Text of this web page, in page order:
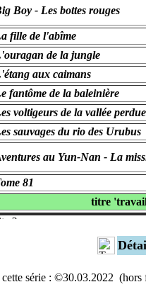
Boy - Les bottes rouges
fille de l'abîme
de la jungle
aux caimans
fantôme de la baleinière
voltigeurs de la vallée perdue
sauvages du rio des Urubus
au Yun-Nan - La
81
titre
série : ©30.03.2022 (hors